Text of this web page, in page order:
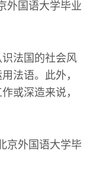
法国的社会风
法语。此外，
或深造来说，